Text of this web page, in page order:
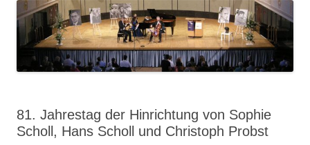
81. Jahrestag der Hinrichtung von Sophie
Scholl, Hans Scholl und Christoph Probst